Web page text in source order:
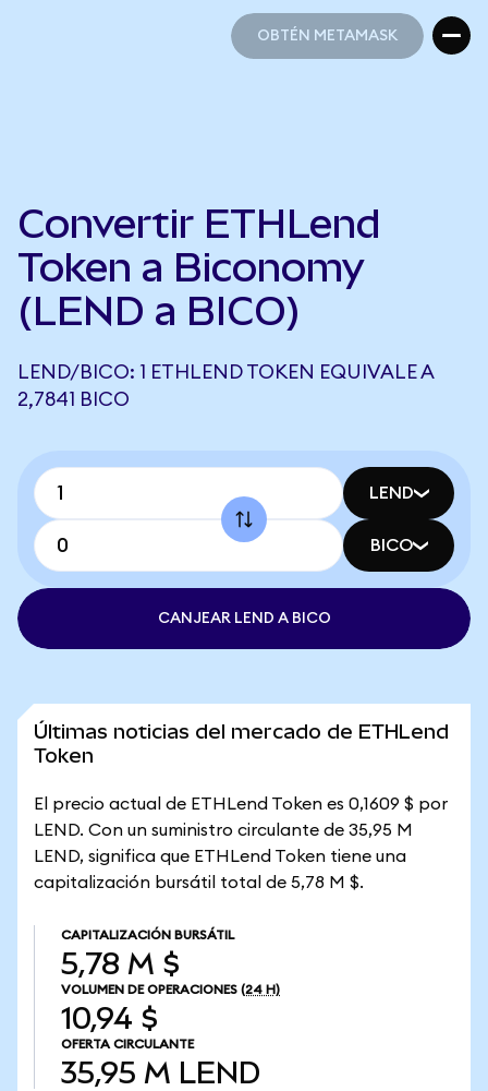
OBTÉN METAMASK
Convertir ETHLend
Token a Biconomy
(LEND a BICO)
LEND/BICO: 1 ETHLEND TOKEN EQUIVALE A
2,7841 BICO
LEND
BICO
CANJEAR LEND A BICO
Últimas noticias del mercado de ETHLend
Token
El precio actual de ETHLend Token es 0,1609 $ por
LEND. Con un suministro circulante de 35,95 M
LEND, significa que ETHLend Token tiene una
capitalización bursátil total de 5,78 M $.
CAPITALIZACIÓN BURSÁTIL
5,78 M $
VOLUMEN DE OPERACIONES (24 H)
10,94 $
OFERTA CIRCULANTE
35,95 M LEND